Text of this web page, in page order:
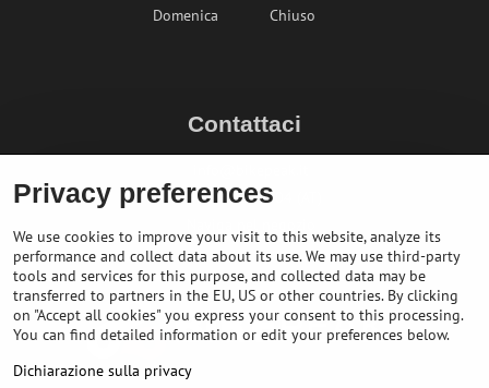
Domenica
Chiuso
Contattaci
+436764858804 (AT)
Privacy preferences
We use cookies to improve your visit to this website, analyze its
performance and collect data about its use. We may use third-party
tools and services for this purpose, and collected data may be
transferred to partners in the EU, US or other countries. By clicking
on "Accept all cookies" you express your consent to this processing.
You can find detailed information or edit your preferences below.
Dichiarazione sulla privacy